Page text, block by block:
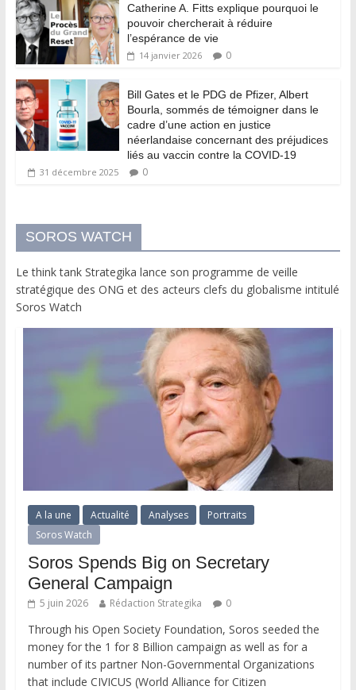
Catherine A. Fitts explique pourquoi le
pouvoir chercherait à réduire
l’espérance de vie
14 janvier 2026 0
Bill Gates et le PDG de Pfizer, Albert
Bourla, sommés de témoigner dans le
cadre d’une action en justice
néerlandaise concernant des préjudices
liés au vaccin contre la COVID-19
31 décembre 2025 0
SOROS WATCH
Le think tank Strategika lance son programme de veille
stratégique des ONG et des acteurs clefs du globalisme intitulé
Soros Watch
A la une Actualité Analyses
Portraits
Soros Watch
Soros Spends Big on Secretary
General Campaign
5 juin 2026 Rédaction Strategika 0
Through his Open Society Foundation, Soros seeded the
money for the 1 for 8 Billion campaign as well as for a
number of its partner Non-Governmental Organizations
that include CIVICUS (World Alliance for Citizen